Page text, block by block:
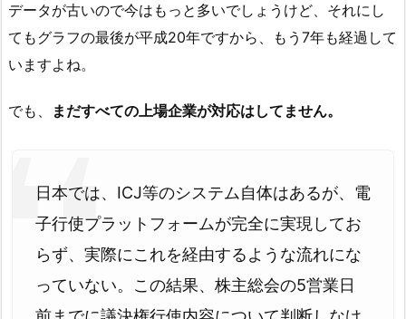
データが古いので今はもっと多いでしょうけど、それにし
てもグラフの最後が平成20年ですから、もう7年も経過して
いますよね。
でも、 まだすべての上場企業が対応はしてません。
日本では、ICJ等のシステム自体はあるが、電
子行使プラットフォームが完全に実現してお
らず、実際にこれを経由するような流れにな
っていない。この結果、株主総会の5営業日